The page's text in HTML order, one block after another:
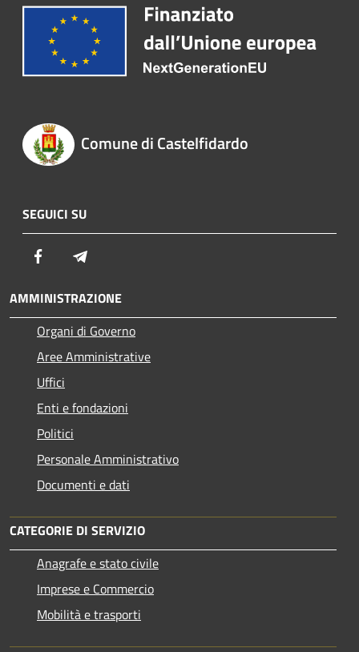
Comune di Castelfidardo
SEGUICI SU
Facebook
AMMINISTRAZIONE
Organi di Governo
Aree Amministrative
Uffici
Enti e fondazioni
Politici
Personale Amministrativo
Documenti e dati
CATEGORIE DI SERVIZIO
Anagrafe e stato civile
Imprese e Commercio
Mobilità e trasporti